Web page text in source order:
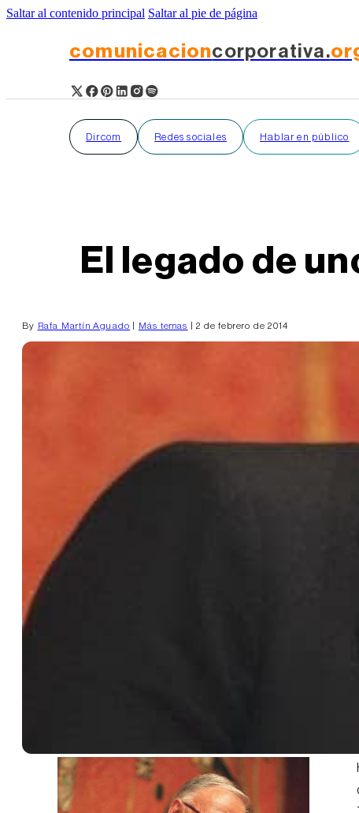
Saltar al contenido principal Saltar al pie de página
comunicacioncorporativa.
Dircom Redes sociales Hablar en público
El legado de
By Rafa Martín Aguado Más temas | 2 de febrero de 2014